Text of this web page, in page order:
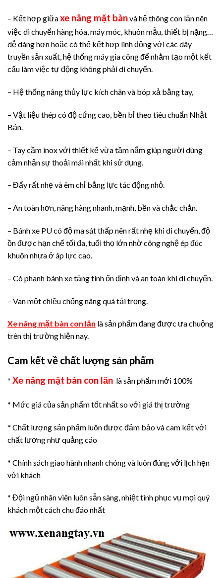
– Kết hợp giữaxe nâng mặt bànvà hệ thông con lăn nên
việc di chuyển hàng hóa, máy móc, khuôn mẫu, thiết bị nặng…
dễ dàng hơn hoặc có thể kết hợp linh động với các dây
truyền sản xuất, hệ thống máy gia công để nhằm tạo một kết
cấu làm việc tự động không phải di chuyển.
– Hệ thống nâng thủy lực kích chân và bóp xả bằng tay,
– Vật liệu thép có độ cứng cao, bền bỉ theo tiêu chuẩn Nhật
Bản.
– Tay cầm inox với thiết kế vừa tầm nắm giúp người dùng
cảm nhận sự thoải mái nhất khi sử dụng.
– Đẩy rất nhẹ và êm chỉ bằng lực tác động nhỏ.
– An toàn hơn, nâng hàng nhanh, mạnh, bền và chắc chắn.
– Bánh xe PU có độ ma sát thấp nên rất nhẹ khi di chuyển, độ
ồn được hạn chế tối đa, tuổi thọ lớn nhờ công nghệ ép đúc
khuôn nhựa ở áp lực cao.
– Có phanh bánh xe tăng tính ổn định và an toàn khi di chuyển.
– Van một chiều chống nâng quá tải trọng.
Xe nâng mặt bàn con lăn là sản phẩm đang được ưa chuộng
trên thị trường hiện nay.
Cam kết về chất lượng sản phẩm
* Xe nâng mặt bàn con lăn là sản phẩm mới 100%
* Mức giá của sản phẩm tốt nhất so với giá thị trường
* Chất lượng sản phẩm luôn được đảm bảo và cam kết với
chất lương như quảng cáo
* Chính sách giao hành nhanh chóng và luôn đúng với lịch hẹn
với khách
* Đội ngủ nhân viên luôn sẵn sàng, nhiệt tình phục vụ mọi quý
khách một cách chu đáo nhất